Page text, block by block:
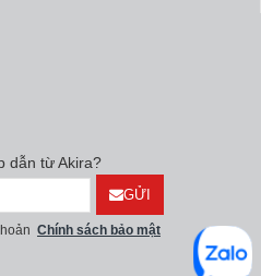
dẫn từ Akira?
GỬI
Chính sách bảo mật